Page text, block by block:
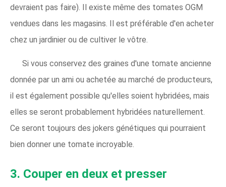
devraient pas faire). Il existe même des tomates OGM
vendues dans les magasins. Il est préférable d'en acheter
chez un jardinier ou de cultiver le vôtre.
Si vous conservez des graines d'une tomate ancienne
donnée par un ami ou achetée au marché de producteurs,
il est également possible qu'elles soient hybridées, mais
elles se seront probablement hybridées naturellement.
Ce seront toujours des jokers génétiques qui pourraient
bien donner une tomate incroyable.
3. Couper en deux et presser